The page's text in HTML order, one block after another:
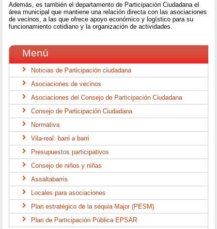
Además, es también el departamento de Participación Ciudadana el
área municipal que mantiene una relación directa con las asociaciones
de vecinos, a las que ofrece apoyo económico y logístico para su
funcionamiento cotidiano y la organización de actividades.
Menú
Noticias de Participación ciudadana
Asociaciones de vecinos
Asociaciones del Consejo de Participación Ciudadana
Consejo de Participación Ciudadana
Normativa
Vila-real: barri a barri
Presupuestos participativos
Consejo de niños y niñas
Assaltabarris
Locales para asociaciones
Plan estratégico de la séquia Major (PESM)
Plan de Participación Pública EPSAR